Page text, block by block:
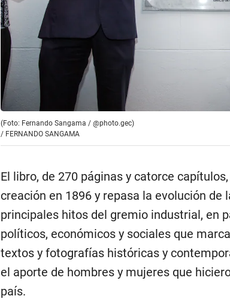
(Foto: Fernando Sangama / @photo.gec)
/ FERNANDO SANGAMA
El libro, de 270 páginas y catorce
creación en 1896 y repasa la evolución
principales hitos del gremio industrial, en
políticos, económicos y sociales que
textos y fotografías históricas y
el aporte de hombres y mujeres que
país.